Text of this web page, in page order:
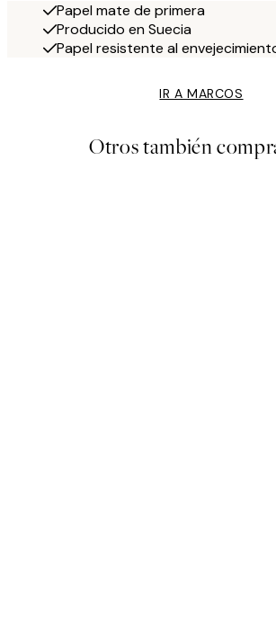
Papel mate de primera
Producido en Suecia
Papel resistente al
IR A MARCOS
Otros también